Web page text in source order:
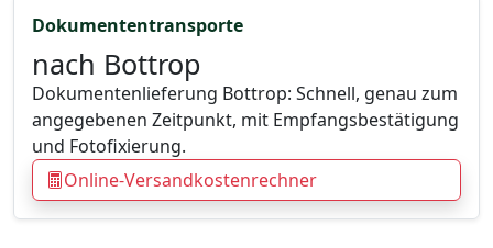
Dokumententransporte
nach Bottrop
Dokumentenlieferung Bottrop: Schnell, genau zum
angegebenen Zeitpunkt, mit Empfangsbestätigung
und Fotofixierung.
Online-Versandkostenrechner